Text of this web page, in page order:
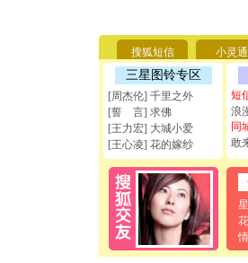
搜狐短信 小灵通
三星图铃专区
[周杰伦] 千里之外
[誓 言] 求佛
[王力宏] 大城小爱
[王心凌] 花的嫁纱
短
浪
同
敢